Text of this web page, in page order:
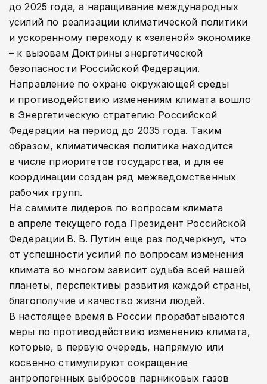
до 2025 года, а наращивание международных
усилий по реализации климатической политики
и ускоренному переходу к «зеленой» экономике
– к вызовам Доктрины энергетической
безопасности Российской Федерации.
Направление по охране окружающей среды
и противодействию изменениям климата вошло
в Энергетическую стратегию Российской
Федерации на период до 2035 года. Таким
образом, климатическая политика находится
в числе приоритетов государства, и для ее
координации создан ряд межведомственных
рабочих групп.
На саммите лидеров по вопросам климата
в апреле текущего года Президент Российской
Федерации В. В. Путин еще раз подчеркнул, что
от успешности усилий по вопросам изменения
климата во многом зависит судьба всей нашей
планеты, перспективы развития каждой страны,
благополучие и качество жизни людей.
В настоящее время в России прорабатываются
меры по противодействию изменению климата,
которые, в первую очередь, напрямую или
косвенно стимулируют сокращение
антропогенных выбросов парниковых газов